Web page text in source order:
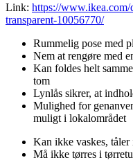
Link: https://www.ikea.com/
transparent-10056770/
Rummelig pose med
Nem at rengøre med
Kan foldes helt
tom
Lynlås sikrer, at
Mulighed for
muligt i lokalområdet
Kan ikke vaskes,
Må ikke tørres i